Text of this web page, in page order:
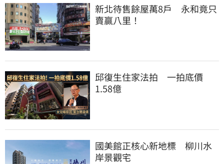
新北待售餘屋萬8戶　永和竟只
賣贏八里！
邱復生住家法拍　一拍底價
1.58億
國美館正核心新地標　柳川水
岸景觀宅